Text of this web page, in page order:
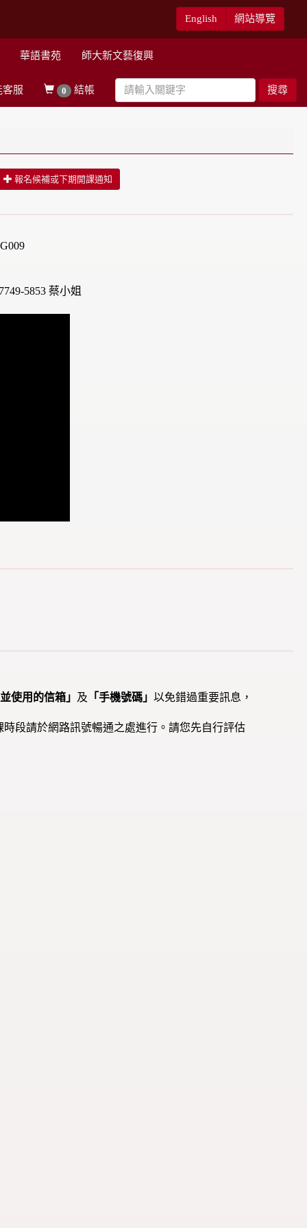
English 網站導覽
華語書苑 師大新文藝復興
搜尋
0 結帳
客服
報名候補或下期開課通知
5853 蔡小姐
並使用的信箱」 及 「手機號碼」以免錯過重要訊息，
段請於網路訊號暢通之處進行。請您先自行評估